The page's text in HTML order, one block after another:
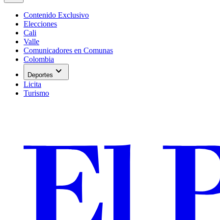
Contenido Exclusivo
Elecciones
Cali
Valle
Comunicadores en Comunas
Colombia
Deportes expand_more
Licita
Turismo